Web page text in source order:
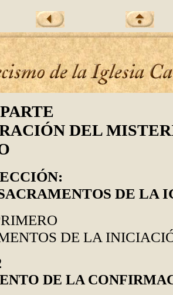
DEL
DE LA
DE LA
DE LA